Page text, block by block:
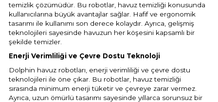
temizlik çözümüdür. Bu robotlar, havuz temizliği konusunda
kullanıcılarına büyük avantajlar sağlar. Hafif ve ergonomik
tasarımı ile kullanımı son derece kolaydır. Ayrıca, gelişmiş
teknolojileri sayesinde havuzun her köşesini kapsamlı bir
şekilde temizler.
Enerji Verimliliği ve Çevre Dostu Teknoloji
Dolphin havuz robotları, enerji verimliliği ve çevre dostu
teknolojileri ile öne çıkar. Bu robotlar, havuz temizliği
sırasında minimum enerji tüketir ve çevreye zarar vermez.
Ayrıca, uzun ömürlü tasarımı sayesinde yıllarca sorunsuz bir